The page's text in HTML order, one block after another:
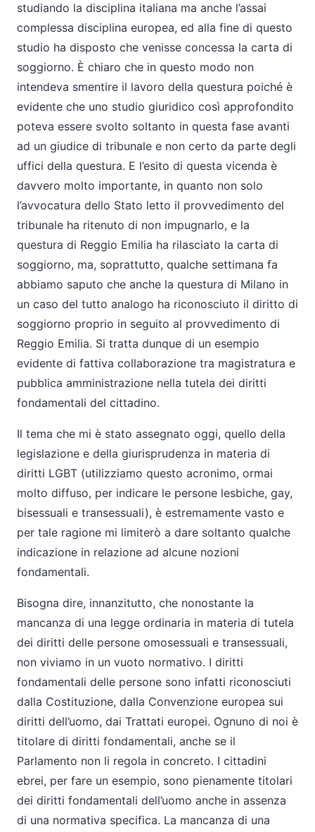
studiando la disciplina italiana ma anche l’assai
complessa disciplina europea, ed alla fine di questo
studio ha disposto che venisse concessa la carta di
soggiorno. È chiaro che in questo modo non
intendeva smentire il lavoro della questura poiché è
evidente che uno studio giuridico così approfondito
poteva essere svolto soltanto in questa fase avanti
ad un giudice di tribunale e non certo da parte degli
uffici della questura. E l’esito di questa vicenda è
davvero molto importante, in quanto non solo
l’avvocatura dello Stato letto il provvedimento del
tribunale ha ritenuto di non impugnarlo, e la
questura di Reggio Emilia ha rilasciato la carta di
soggiorno, ma, soprattutto, qualche settimana fa
abbiamo saputo che anche la questura di Milano in
un caso del tutto analogo ha riconosciuto il diritto di
soggiorno proprio in seguito al provvedimento di
Reggio Emilia. Si tratta dunque di un esempio
evidente di fattiva collaborazione tra magistratura e
pubblica amministrazione nella tutela dei diritti
fondamentali del cittadino.
Il tema che mi è stato assegnato oggi, quello della
legislazione e della giurisprudenza in materia di
diritti LGBT (utilizziamo questo acronimo, ormai
molto diffuso, per indicare le persone lesbiche, gay,
bisessuali e transessuali), è estremamente vasto e
per tale ragione mi limiterò a dare soltanto qualche
indicazione in relazione ad alcune nozioni
fondamentali.
Bisogna dire, innanzitutto, che nonostante la
mancanza di una legge ordinaria in materia di tutela
dei diritti delle persone omosessuali e transessuali,
non viviamo in un vuoto normativo. I diritti
fondamentali delle persone sono infatti riconosciuti
dalla Costituzione, dalla Convenzione europea sui
diritti dell’uomo, dai Trattati europei. Ognuno di noi è
titolare di diritti fondamentali, anche se il
Parlamento non li regola in concreto. I cittadini
ebrei, per fare un esempio, sono pienamente titolari
dei diritti fondamentali dell’uomo anche in assenza
di una normativa specifica. La mancanza di una